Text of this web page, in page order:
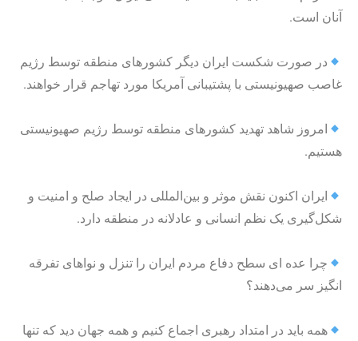
آنان است.
در صورت شکست ایران دیگر کشورهای منطقه توسط رژیم
غاصب صهیونیستی با پشتیبانی آمریکا مورد تهاجم قرار خواهند.
امروز شاهد تهدید کشورهای منطقه توسط رژیم صهیونیستی
هستیم.
ایران اکنون نقش موثر و بین‌المللی در ایجاد صلح و امنیت و
شکل‌گیری یک نظم انسانی و عادلانه در منطقه دارد.
چرا عده ای سطح دفاع مردم ایران را تنزل و نواهای تفرقه
انگیز سر می‌دهند؟
همه باید در امتداد رهبری اجماع کنیم و همه جهان دید که تنها